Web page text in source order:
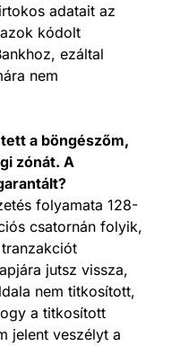
adatait az
kódolt
ezáltal
nem
a böngészőm,
zónát. A
folyamata 128-
csatornán folyik,
jutsz vissza,
nem titkosított,
a titkosított
jelent veszélyt a